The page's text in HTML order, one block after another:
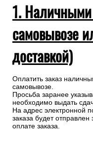
1.
самовывозе
доставкой)
Оплатить заказ
самовывозе.
Просьба заранее
необходимо выдать
На адрес электронной
заказа будет
оплате заказа.